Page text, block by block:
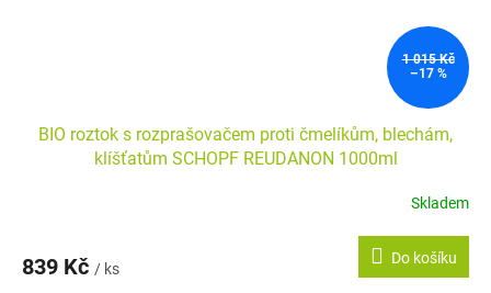
1 015 Kč
–17 %
BIO roztok s rozprašovačem proti čmelíkům, blechám,
klíšťatům SCHOPF REUDANON 1000ml
je
Skladem
839 Kč / ks
Do košíku